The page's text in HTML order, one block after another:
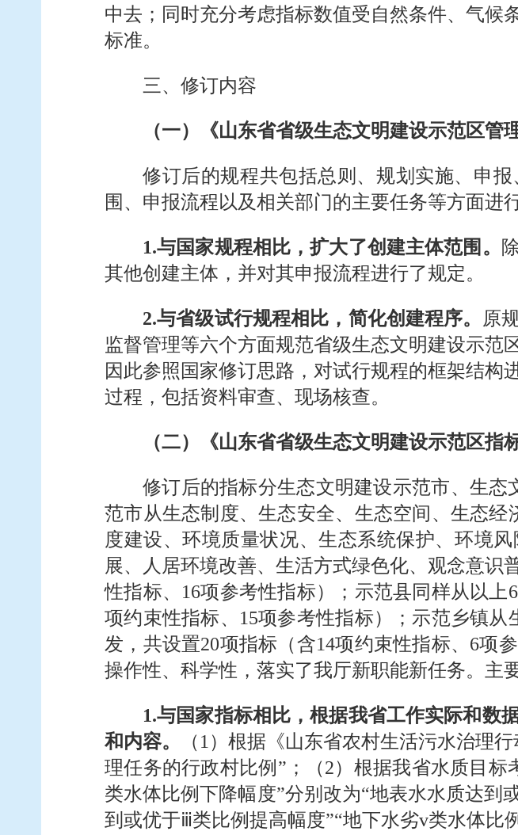
中去；同时充分考虑指标数值受自然条件、气候
标准。
三、修订内容
（一）《山东省省级生态文明建设示范区管
修订后的规程共包括总则、规划实施、申
围、申报流程以及相关部门的主要任务等方面进
1.与国家规程相比，扩大了创建主体范围。
其他创建主体，并对其申报流程进行了规定。
2.与省级试行规程相比，简化创建程序。
原
监督管理等六个方面规范省级生态文明建设示范
因此参照国家修订思路，对试行规程的框架结
过程，包括资料审查、现场核查。
（二）《山东省省级生态文明建设示范区指标
修订后的指标分生态文明建设示范市、生
范市从生态制度、生态安全、生态空间、生态
度建设、环境质量状况、生态系统保护、环境
展、人居环境改善、生活方式绿色化、观念意识
性指标、16项参考性指标）；示范县同样从以上
项约束性指标、15项参考性指标）；示范乡镇
发，共设置20项指标（含14项约束性指标、6项
操作性、科学性，落实了我厅新职能新任务。主
1.与国家指标相比，根据我省工作实际和数
和内容。
（1）根据《山东省农村生活污水治理
理任务的行政村比例”；（2）根据我省水质目
类水体比例下降幅度”分别改为“地表水水质达到
到或优于ⅲ类比例提高幅度”“地下水劣v类水体比